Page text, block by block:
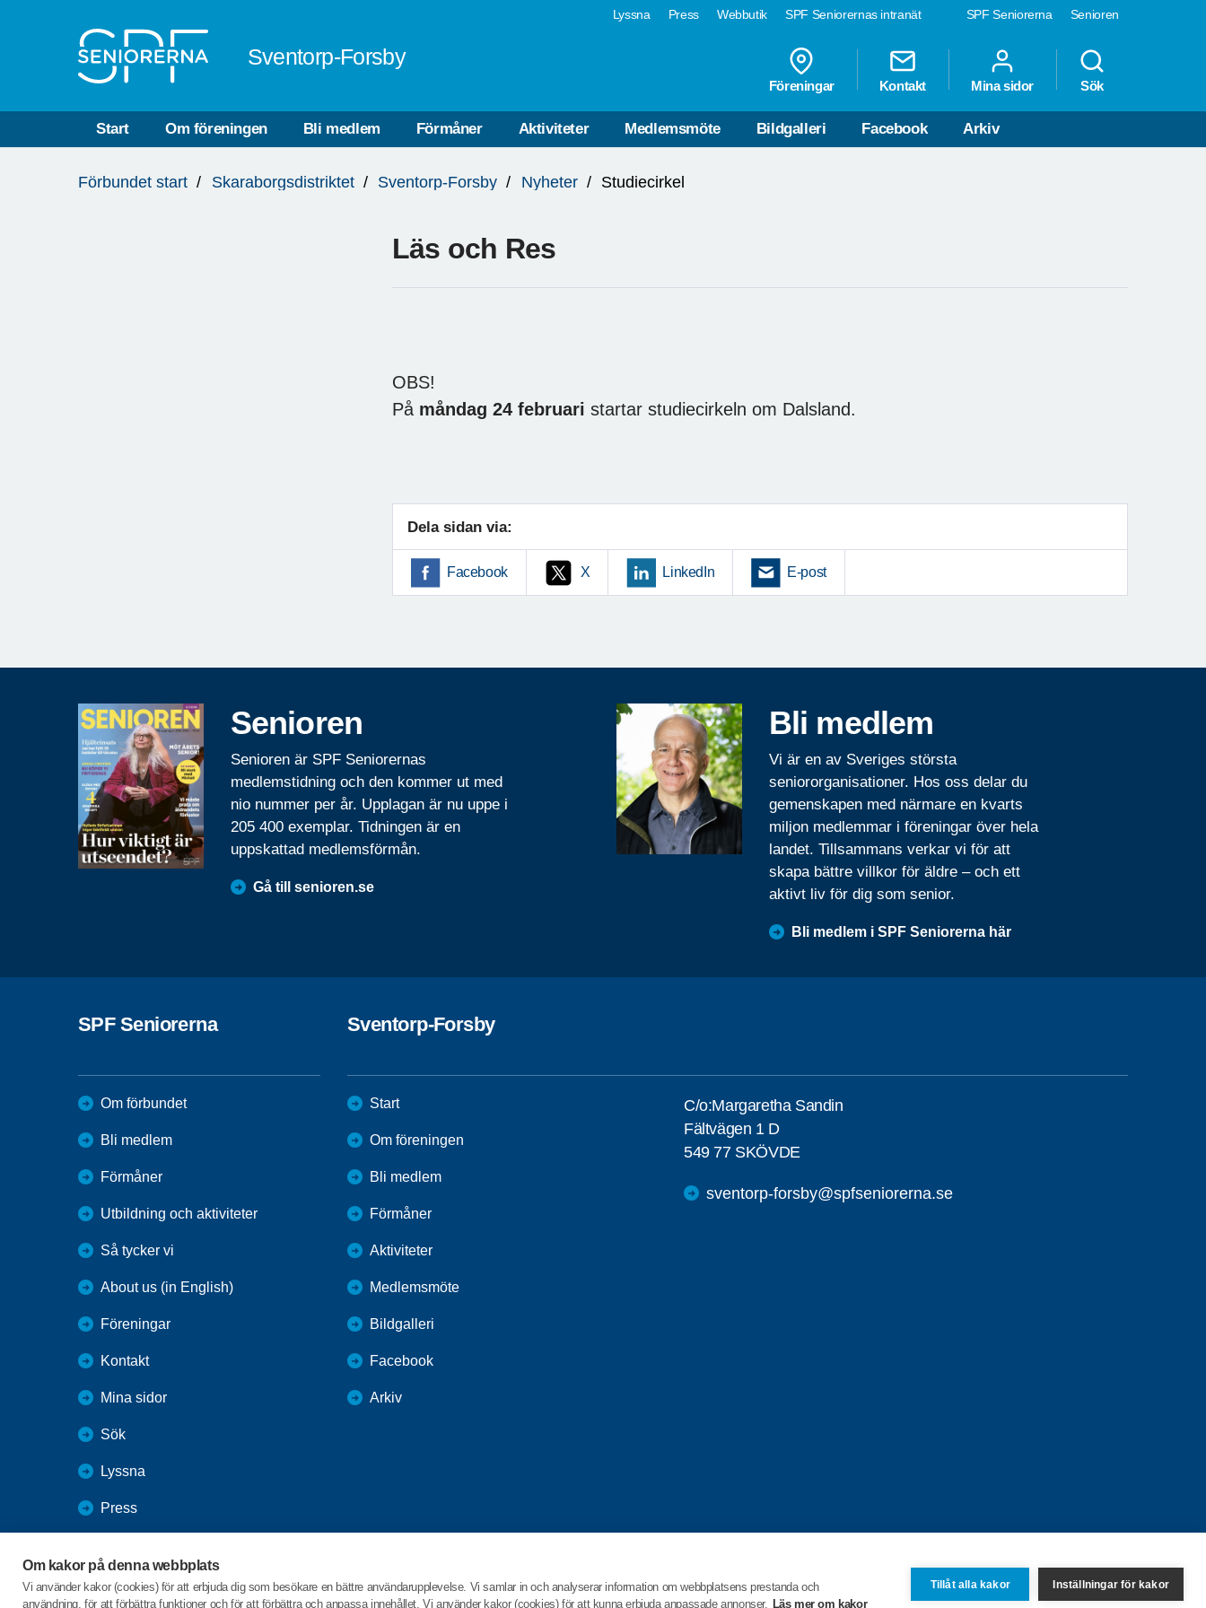
Om kakor på denna webbplats
Vi använder kakor (cookies) för att erbjuda dig som besökare en bättre användarupplevelse. Vi samlar in och analyserar information om webbplatsens prestanda och
användning, för att förbättra funktioner och för att förbättra och anpassa innehållet. Vi använder kakor (cookies) för att kunna erbjuda anpassade annonser. Läs mer om kakor
Tillåt alla kakor Inställningar för kakor
SPF Seniorerna Senioren
Lyssna Press Webbutik SPF Seniorernas intranät
Sventorp-Forsby
Föreningar Kontakt Mina sidor Sök
Start Om föreningen Bli medlem Förmåner Aktiviteter Medlemsmöte Bildgalleri Facebook Arkiv
är
Förbundet start Skaraborgsdistriktet Sventorp-Forsby Nyheter Studiecirkel
Läs och Res
OBS!
På måndag 24 februari startar studiecirkeln om Dalsland.
Dela sidan via:
Facebook X LinkedIn E-post
Senioren
Senioren är SPF Seniorernas
medlemstidning och den kommer ut med
nio nummer per år. Upplagan är nu uppe i
205 400 exemplar. Tidningen är en
uppskattad medlemsförmån.
Gå till senioren.se
Bli medlem
Vi är en av Sveriges största
seniororganisationer. Hos oss delar du
gemenskapen med närmare en kvarts
miljon medlemmar i föreningar över hela
landet. Tillsammans verkar vi för att
skapa bättre villkor för äldre – och ett
aktivt liv för dig som senior.
Bli medlem i SPF Seniorerna här
SPF Seniorerna
Om förbundet
Bli medlem
Förmåner
Utbildning och aktiviteter
Så tycker vi
About us (in English)
Föreningar
Kontakt
Mina sidor
Sök
Lyssna
Press
SPF Seniorernas intranät
Sventorp-Forsby
Start
Om föreningen
Bli medlem
Förmåner
Aktiviteter
Medlemsmöte
Bildgalleri
Facebook
Arkiv
C/o:Margaretha Sandin
Fältvägen 1 D
549 77 SKÖVDE
sventorp-forsby@spfseniorerna.se